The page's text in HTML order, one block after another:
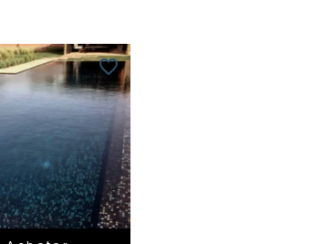
favorite_border